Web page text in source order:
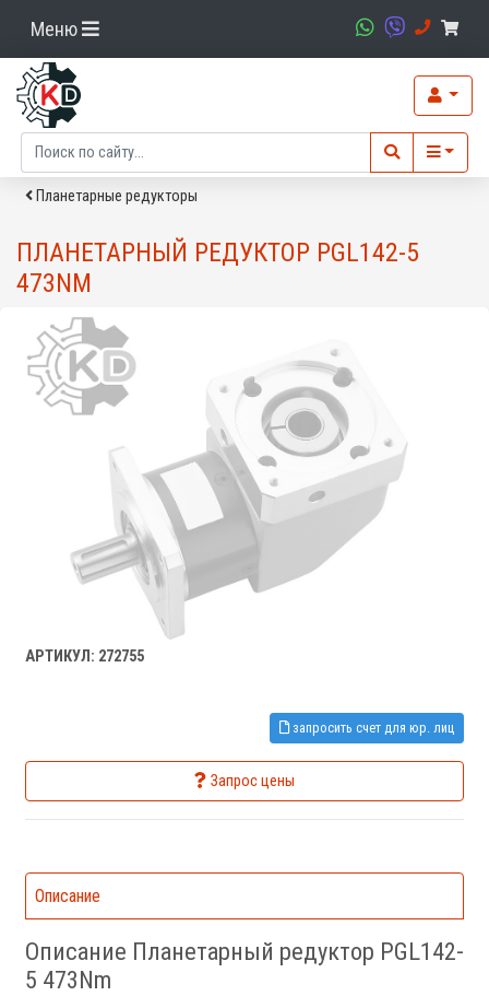
Меню
Планетарные редукторы
ПЛАНЕТАРНЫЙ РЕДУКТОР PGL142-5
473NM
АРТИКУЛ: 272755
запросить счет для юр. лиц
Запрос цены
Описание
Описание Планетарный редуктор PGL142-
5 473Nm